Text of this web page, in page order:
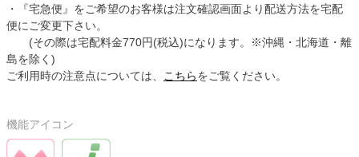
・『宅急便』をご希望のお客様は注文確認画面より配送方法を宅配
便にご変更下さい。
(その際は宅配料金770円(税込)になります。※沖縄・北海道・離
島を除く)
ご利用時の注意点については、 こちらをご覧ください。
機能アイコン